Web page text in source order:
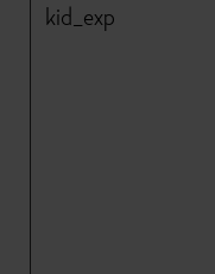
kid_exp